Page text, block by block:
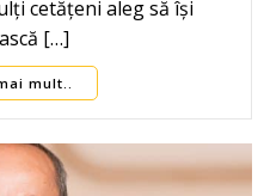
cetățeni aleg să își
[…]
mult..